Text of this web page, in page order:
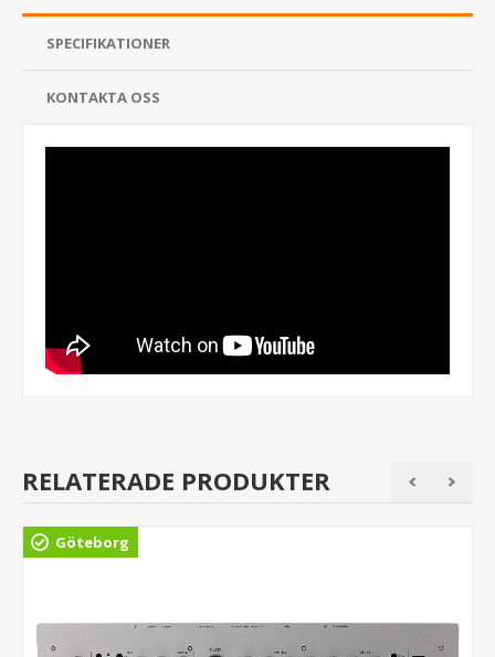
SPECIFIKATIONER
KONTAKTA OSS
RELATERADE PRODUKTER
Göteborg